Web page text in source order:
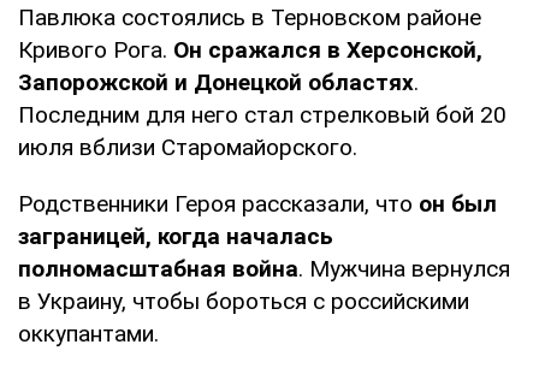
Павлюка состоялись в Терновском районе
Кривого Рога. Он сражался в Херсонской,
Запорожской и Донецкой областях.
Последним для него стал стрелковый бой 20
июля вблизи Старомайорского.
Родственники Героя рассказали, что он был
заграницей, когда началась
полномасштабная война. Мужчина вернулся
в Украину, чтобы бороться с российскими
оккупантами.